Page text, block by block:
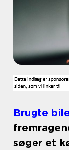
Brugte
søger et